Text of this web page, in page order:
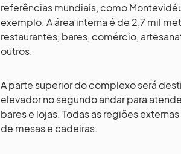
referências mundiais, como
exemplo. A área interna é de 2,7 mil
restaurantes, bares, comércio,
outros.
A parte superior do complexo será
elevador no segundo andar para
bares e lojas. Todas as regiões
de mesas e cadeiras.